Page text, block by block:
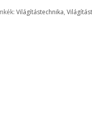
Világítástechnika,